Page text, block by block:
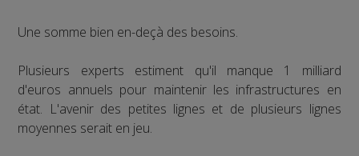
Une somme bien en-deçà des besoins.
Plusieurs experts estiment qu'il manque 1 milliard
d'euros annuels pour maintenir les infrastructures en
état. L'avenir des petites lignes et de plusieurs lignes
moyennes serait en jeu.